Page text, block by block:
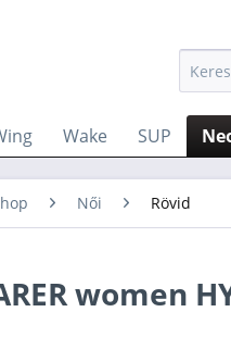
Wake SUP
Női Rövid
women